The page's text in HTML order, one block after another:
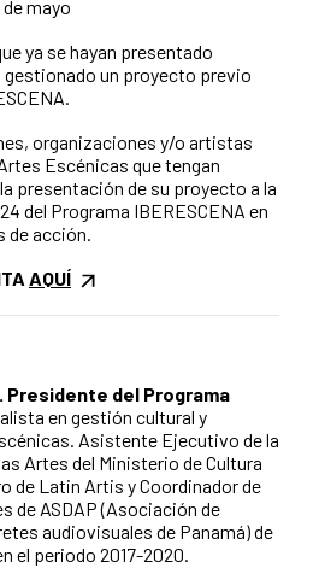
mayo
ya se hayan presentado
gestionado un proyecto previo
organizaciones y/o artistas
Escénicas que tengan
presentación de su proyecto a la
del Programa IBERESCENA en
de acción.
AQUÍ
Presidente del Programa
en gestión cultural y
Asistente Ejecutivo de la
Artes del Ministerio de Cultura
de Latin Artis y Coordinador de
de ASDAP (Asociación de
audiovisuales de Panamá) de
el periodo 2017-2020.